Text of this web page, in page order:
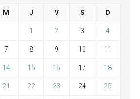
M J V S D
1 2 3 4
7 8 9 10 11
14 15 16 17 18
21 22 23 24 25